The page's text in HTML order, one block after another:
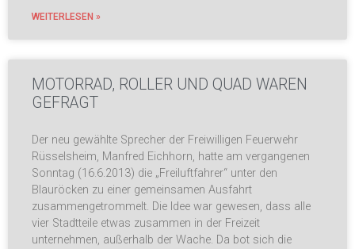
WEITERLESEN »
MOTORRAD, ROLLER UND QUAD WAREN
GEFRAGT
Der neu gewählte Sprecher der Freiwilligen Feuerwehr
Rüsselsheim, Manfred Eichhorn, hatte am vergangenen
Sonntag (16.6.2013) die „Freiluftfahrer“ unter den
Blauröcken zu einer gemeinsamen Ausfahrt
zusammengetrommelt. Die Idee war gewesen, dass alle
vier Stadtteile etwas zusammen in der Freizeit
unternehmen, außerhalb der Wache. Da bot sich die